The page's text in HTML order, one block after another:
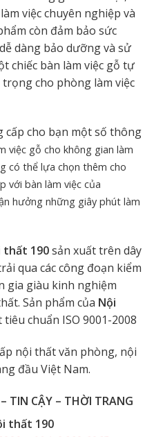
việc chuyên nghiệp và
còn đảm bảo sức
dàng bảo dưỡng và sử
chiếc bàn làm việc gỗ tự
cho phòng làm việc
cấp cho bạn một số thông
việc gỗ cho không gian làm
có thể lựa chọn thêm cho
với bàn làm việc của
hưởng những giây phút làm
thất 190sản xuất trên dây
qua các công đoạn kiểm
gia giàu kinh nghiệm
Sản phẩm của Nội
chuẩn ISO 9001-2008
nội thất văn phòng, nội
đầu Việt Nam.
TIN CẬY – THỜI TRANG
thất 190